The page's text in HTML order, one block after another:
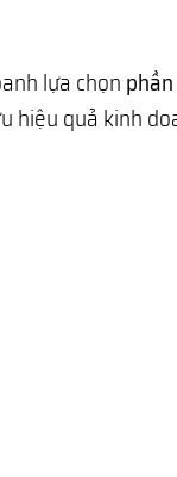
lựa chọn
hiệu quả kinh